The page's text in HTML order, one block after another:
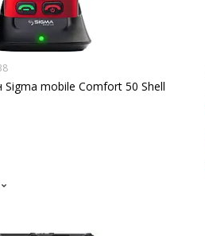
mobile Comfort 50 Shell